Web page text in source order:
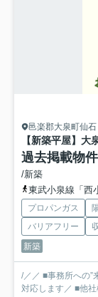
邑楽郡大泉町仙石
過去掲載物件
/新築
東武小泉線「西
プロパンガス
バリアフリー
新築
/／／ ■事務所への”
対応します／ ■他